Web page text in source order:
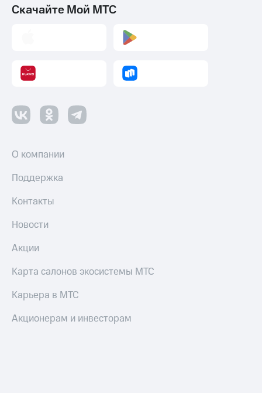
Скачайте Мой МТС
О компании
Поддержка
Контакты
Новости
Акции
Карта салонов экосистемы МТС
Карьера в МТС
Акционерам и инвесторам